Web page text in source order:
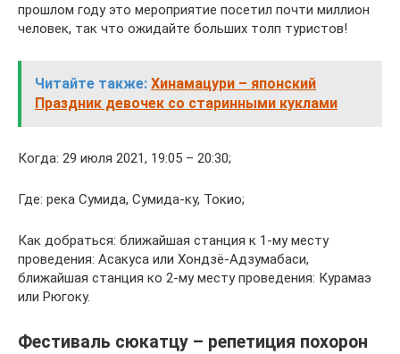
прошлом году это мероприятие посетил почти миллион
человек, так что ожидайте больших толп туристов!
Читайте также: Хинамацури – японский
Праздник девочек со старинными куклами
Когда: 29 июля 2021, 19:05 – 20:30;
Где: река Сумида, Сумида-ку, Токио;
Как добраться: ближайшая станция к 1-му месту
проведения: Асакуса или Хондзё-Адзумабаси,
ближайшая станция ко 2-му месту проведения: Курамаэ
или Рюгоку.
Фестиваль сюкатцу – репетиция похорон